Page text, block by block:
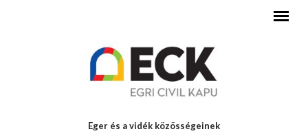
Eger és a vidék közösségeinek